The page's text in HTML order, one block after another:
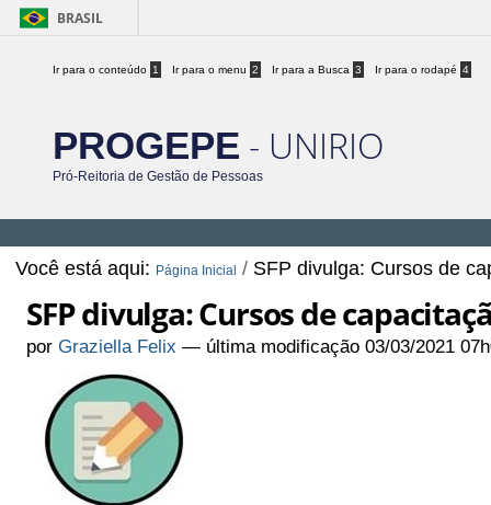
BRASIL
Ir para o conteúdo 1 Ir para o menu 2 Ir para a Busca 3 Ir para o rodapé 4
PROGEPE - UNIRIO
Pró-Reitoria de Gestão de Pessoas
Você está aqui: Página Inicial / SFP divulga: Cursos de
SFP divulga: Cursos de
porGraziella Felix — última modificação 03/03/2021